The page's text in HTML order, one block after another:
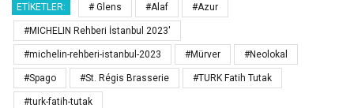
ETIKETLER: # Glens #Alaf #Azur
#MICHELIN Rehberi İstanbul 2023'
#michelin-rehberi-istanbul-2023 #Mürver #Neolokal
#Spago #St. Régis Brasserie #TURK Fatih Tutak
#turk-fatih-tutak